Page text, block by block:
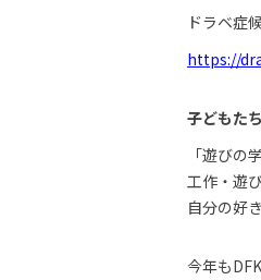
ドラベ症
https://
子どもた
「遊び
工作・遊
自分の好
今年も